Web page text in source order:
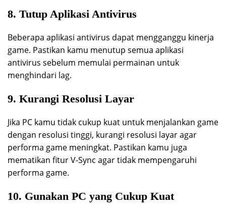
8. Tutup Aplikasi Antivirus
Beberapa aplikasi antivirus dapat mengganggu kinerja
game. Pastikan kamu menutup semua aplikasi
antivirus sebelum memulai permainan untuk
menghindari lag.
9. Kurangi Resolusi Layar
Jika PC kamu tidak cukup kuat untuk menjalankan game
dengan resolusi tinggi, kurangi resolusi layar agar
performa game meningkat. Pastikan kamu juga
mematikan fitur V-Sync agar tidak mempengaruhi
performa game.
10. Gunakan PC yang Cukup Kuat